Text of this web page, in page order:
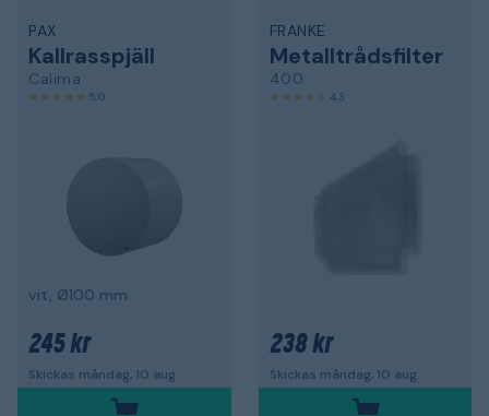
PAX
Kallrasspjäll
Calima
5,0
vit, Ø100 mm
245 kr
Skickas måndag, 10 aug.
FRANKE
Metalltrådsfilter
400
4,3
238 kr
Skickas måndag, 10 aug.